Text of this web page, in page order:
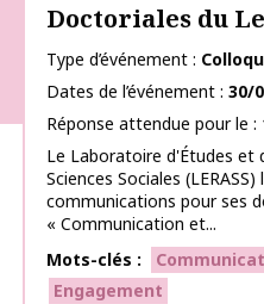
Doctoriales du
Type d’événement
Dates de l’événement 30/
Réponse attendue pour le
Le Laboratoire d'Études et
Sciences Sociales
communications pour ses
« Communication et...
Mots-clés
Engagement